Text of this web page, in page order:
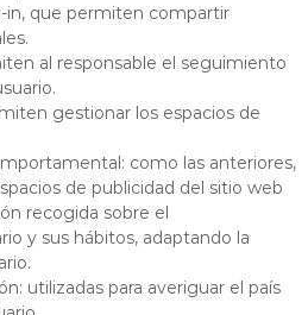
in, que permiten compartir
al responsable el seguimiento
gestionar los espacios de
como las anteriores,
de publicidad del sitio web
recogida sobre el
y sus hábitos, adaptando la
utilizadas para averiguar el país